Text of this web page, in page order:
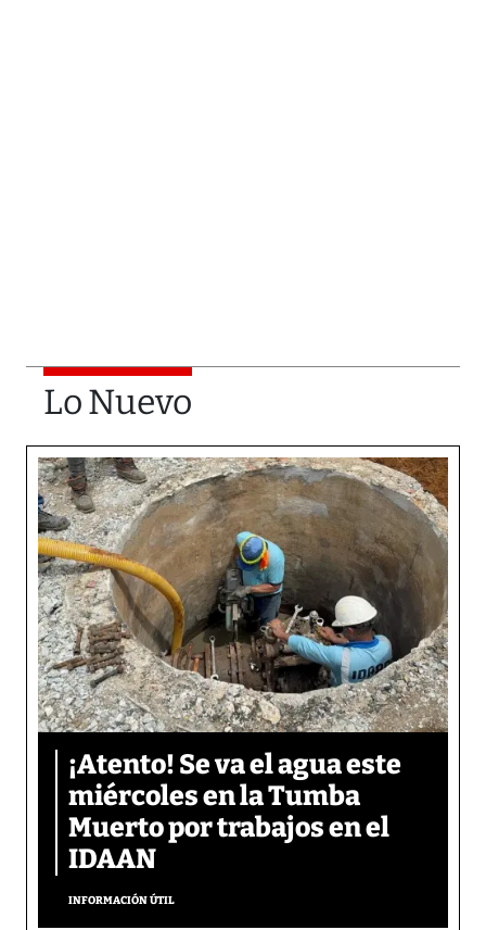
Lo Nuevo
¡Atento! Se va el agua este
miércoles en la Tumba
Muerto por trabajos en el
IDAAN
INFORMACIÓN ÚTIL